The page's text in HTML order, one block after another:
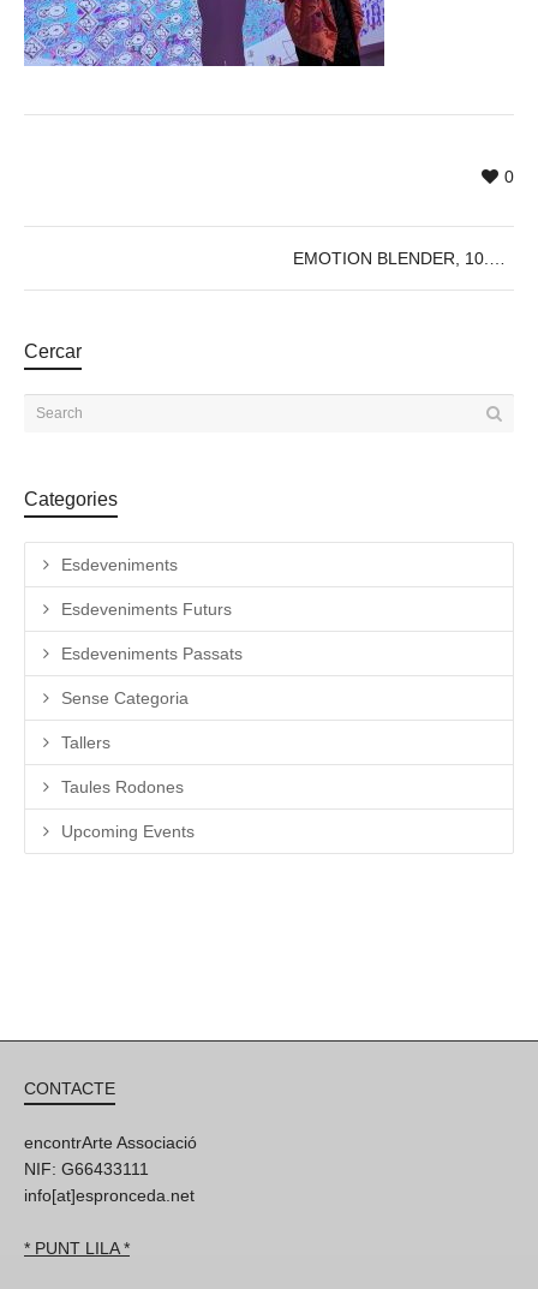
0
Cercar
Categories
Esdeveniments
Esdeveniments Futurs
Esdeveniments Passats
Sense Categoria
Tallers
Taules Rodones
Upcoming Events
CONTACTE
encontrArte Associació
NIF: G66433111
info[at]espronceda.net
* PUNT LILA *